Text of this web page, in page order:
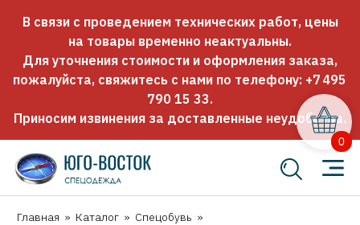
В связи с проведением технических работ, цены
на товары временно неактуальны.
Для уточнения стоимости и оформления заказа,
пожалуйста, свяжитесь с нами по телефону: +7 495
790 15 33.
Приносим извинения за доставленные неудобства.
Главная » Каталог » Спецобувь »
0